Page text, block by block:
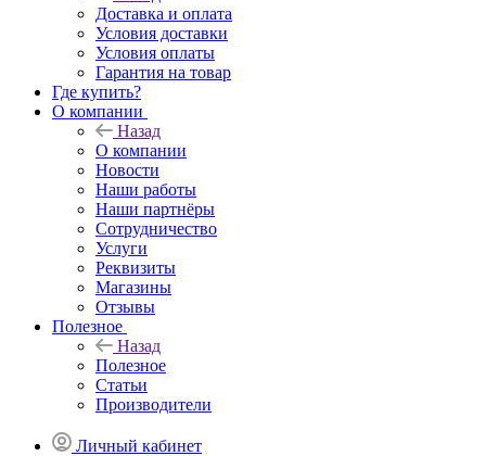
Доставка и оплата
Условия доставки
Условия оплаты
Гарантия на товар
Где купить?
О компании
Назад
О компании
Новости
Наши работы
Наши партнёры
Сотрудничество
Услуги
Реквизиты
Магазины
Отзывы
Полезное
Назад
Полезное
Статьи
Производители
Личный кабинет